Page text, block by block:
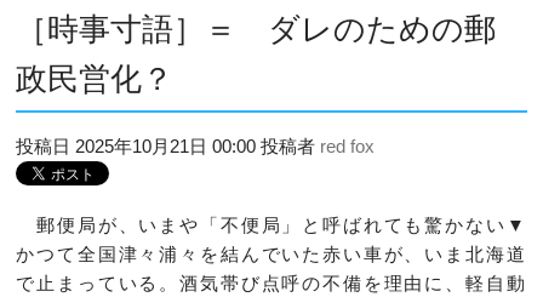
［時事寸語］＝ ダレのための郵
政民営化？
投稿日 2025年10月21日 00:00投稿者 red fox
郵便局が、いまや「不便局」と呼ばれても驚かない▼
かつて全国津々浦々を結んでいた赤い車が、いま北海道
で止まっている。酒気帯び点呼の不備を理由に、軽自動